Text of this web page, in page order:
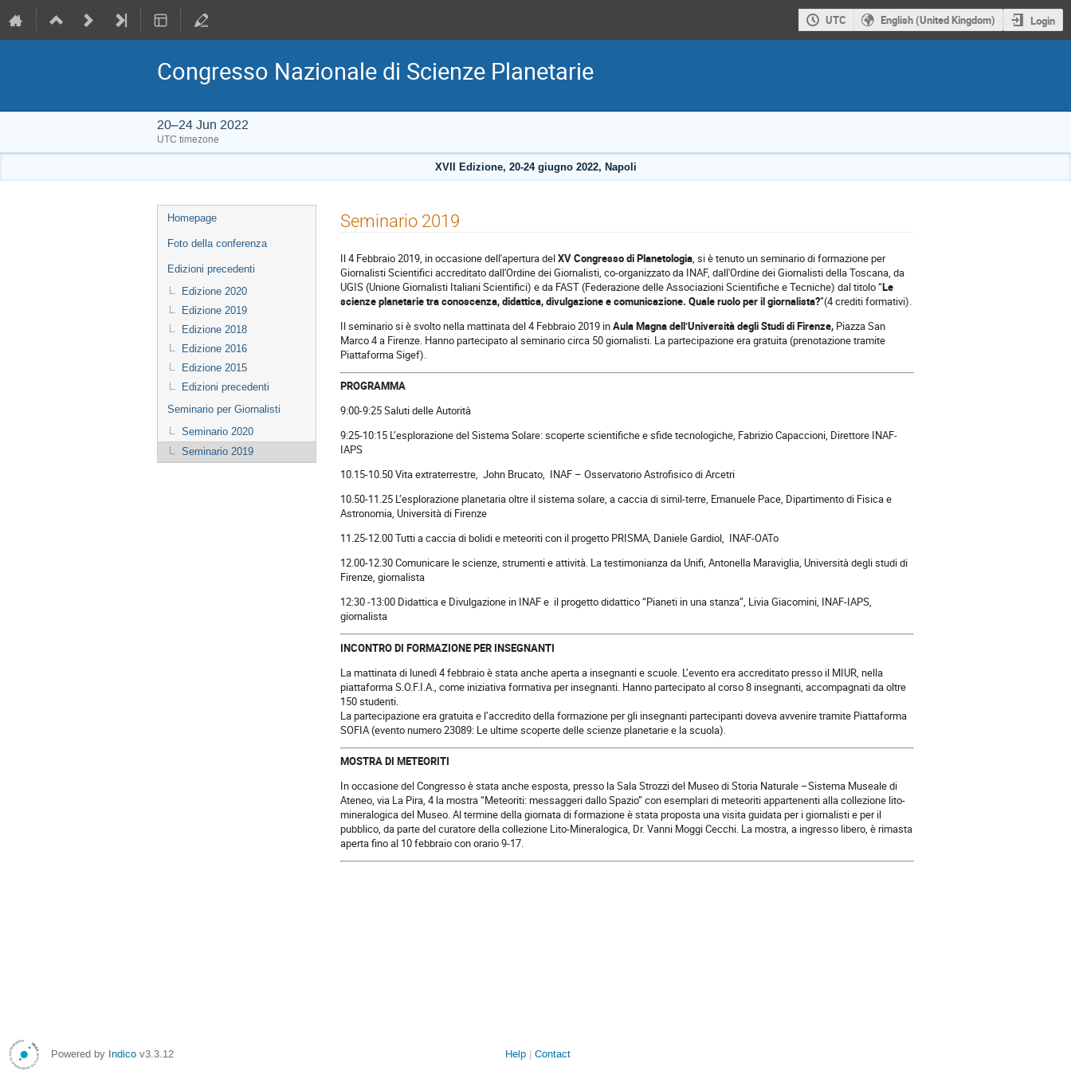
UTC English (United Kingdom) Login
Congresso Nazionale di Scienze Planetarie
20–24 Jun 2022
UTC timezone
XVII Edizione, 20-24 giugno 2022, Napoli
Event
menu
Homepage
Foto della conferenza
Edizioni precedenti
Edizione 2020
Edizione 2019
Edizione 2018
Edizione 2016
Edizione 2015
Edizioni precedenti
Seminario per Giornalisti
Seminario 2020
Seminario 2019
Seminario 2019
Il 4 Febbraio 2019, in occasione dell'apertura delXV Congresso di Planetologia, si è tenuto un seminario di formazione per
Giornalisti Scientifici accreditato dall'Ordine dei Giornalisti, co-organizzato da INAF, dall'Ordine dei Giornalisti della Toscana, da
UGIS (Unione Giornalisti Italiani Scientifici) e da FAST (Federazione delle Associazioni Scientifiche e Tecniche) dal titolo “Le
scienze planetarie tra conoscenza, didattica, divulgazione e comunicazione. Quale ruolo per il giornalista?”(4 crediti formativi).
Il seminario si è svolto nella mattinata del 4 Febbraio 2019 inAula Magna dell’Università degli Studi di Firenze, Piazza San
Marco 4 a Firenze. Hanno partecipato al seminario circa 50 giornalisti. La partecipazione era gratuita (prenotazione tramite
Piattaforma Sigef).
PROGRAMMA
9:00-9:25 Saluti delle Autorità
9:25-10:15 L’esplorazione del Sistema Solare: scoperte scientifiche e sfide tecnologiche, Fabrizio Capaccioni, Direttore INAF-
IAPS
10.15-10.50 Vita extraterrestre, John Brucato, INAF – Osservatorio Astrofisico di Arcetri
10.50-11.25 L’esplorazione planetaria oltre il sistema solare, a caccia di simil-terre, Emanuele Pace, Dipartimento di Fisica e
Astronomia, Università di Firenze
11.25-12.00 Tutti a caccia di bolidi e meteoriti con il progetto PRISMA, Daniele Gardiol, INAF-OATo
12.00-12.30 Comunicare le scienze, strumenti e attività. La testimonianza da Unifi, Antonella Maraviglia, Università degli studi di
Firenze, giornalista
12:30 -13:00 Didattica e Divulgazione in INAF e il progetto didattico “Pianeti in una stanza”, Livia Giacomini, INAF-IAPS,
giornalista
INCONTRO DI FORMAZIONE PER INSEGNANTI
La mattinata di lunedì 4 febbraio è stata anche aperta a insegnanti e scuole. L’evento era accreditato presso il MIUR, nella
piattaforma S.O.F.I.A., come iniziativa formativa per insegnanti. Hanno partecipato al corso 8 insegnanti, accompagnati da oltre
150 studenti.
La partecipazione era gratuita e l’accredito della formazione per gli insegnanti partecipanti doveva avvenire tramite Piattaforma
SOFIA (evento numero 23089: Le ultime scoperte delle scienze planetarie e la scuola).
MOSTRA DI METEORITI
In occasione del Congresso è stata anche esposta, presso la Sala Strozzi del Museo di Storia Naturale –Sistema Museale di
Ateneo, via La Pira, 4 la mostra “Meteoriti: messaggeri dallo Spazio” con esemplari di meteoriti appartenenti alla collezione lito-
mineralogica del Museo. Al termine della giornata di formazione è stata proposta una visita guidata per i giornalisti e per il
pubblico, da parte del curatore della collezione Lito-Mineralogica, Dr. Vanni Moggi Cecchi. La mostra, a ingresso libero, è rimasta
aperta fino al 10 febbraio con orario 9-17.
Powered by Indico v3.3.12 Help Contact